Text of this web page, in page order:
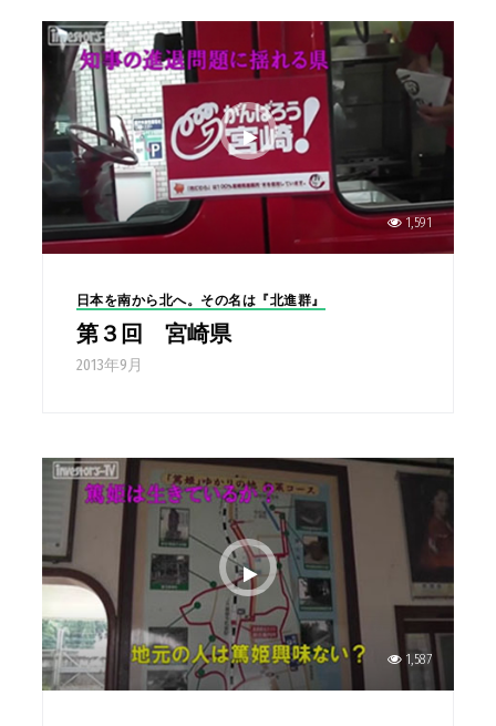
1,591
日本を南から北へ。その名は『北進群』
第３回 宮崎県
2013年9月
1,587